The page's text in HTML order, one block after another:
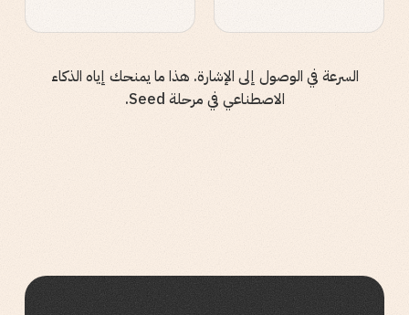
السرعة في الوصول إلى الإشارة. هذا ما يمنحك إياه الذكاء
الاصطناعي في مرحلة Seed.